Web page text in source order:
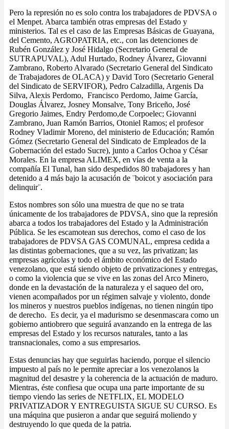
Pero la represión no es solo contra los trabajadores de PDVSA o
el Menpet. Abarca también otras empresas del Estado y
ministerios. Tal es el caso de las Empresas Básicas de Guayana,
del Cemento, AGROPATRIA, etc., con las detenciones de
Rubén González y José Hidalgo (Secretario General de
SUTRAPUVAL), Adul Hurtado, Rodney Álvarez, Giovanni
Zambrano, Roberto Alvarado (Secretario General del Sindicato
de Trabajadores de OLACA) y David Toro (Secretario General
del Sindicato de SERVIFOR), Pedro Calzadilla, Argenis Da
Silva, Alexis Perdomo, Francisco Perdomo, Jaime García,
Douglas Álvarez, Josney Monsalve, Tony Briceño, José
Gregorio Jaimes, Endry Perdomo,de Corpoelec; Giovanni
Zambrano, Juan Ramón Barrios, Otoniel Ramos; el profesor
Rodney Vladimir Moreno, del ministerio de Educación; Ramón
Gómez (Secretario General del Sindicato de Empleados de la
Gobernación del estado Sucre), junto a Carlos Ochoa y César
Morales. En la empresa ALIMEX, en vías de venta a la
compañía El Tunal, han sido despedidos 80 trabajadores y han
detenido a 4 más bajo la acusación de ¨boicot y asociación para
delinquir¨.
Estos nombres son sólo una muestra de que no se trata
únicamente de los trabajadores de PDVSA, sino que la represión
abarca a todos los trabajadores del Estado y la Administración
Pública. Se les escamotean sus derechos, como el caso de los
trabajadores de PDVSA GAS COMUNAL, empresa cedida a
las distintas gobernaciones, que a su vez, las privatizan; las
empresas agrícolas y todo el ámbito económico del Estado
venezolano, que está siendo objeto de privatizaciones y entregas,
o como la violencia que se vive en las zonas del Arco Minero,
donde en la devastación de la naturaleza y el saqueo del oro,
vienen acompañados por un régimen salvaje y violento, donde
los mineros y nuestros pueblos indígenas, no tienen ningún tipo
de derecho. Es decir, ya el madurismo se desenmascara como un
gobierno antiobrero que seguirá avanzando en la entrega de las
empresas del Estado y los recursos naturales, tanto a las
transnacionales, como a sus empresarios.
Estas denuncias hay que seguirlas haciendo, porque el silencio
impuesto al país no le permite apreciar a los venezolanos la
magnitud del desastre y la coherencia de la actuación de maduro.
Mientras, éste confiesa que ocupa una parte importante de su
tiempo viendo las series de NETFLIX, EL MODELO
PRIVATIZADOR Y ENTREGUISTA SIGUE SU CURSO. Es
una máquina que pusieron a andar que seguirá moliendo y
destruyendo lo que queda de la patria.